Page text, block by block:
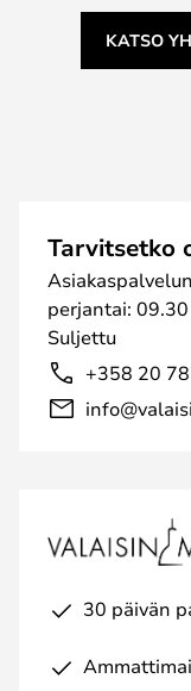
KATSO
Tarvitsetko
perjantai:
Suljettu
+358 20
30 päivän